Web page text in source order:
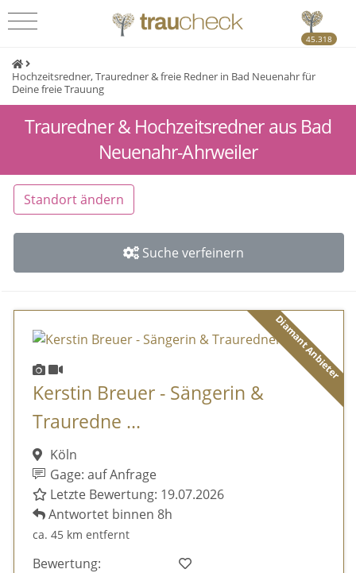
45.318
Hochzeitsredner, Trauredner & freie Redner in Bad Neuenahr für
Deine freie Trauung
Trauredner & Hochzeitsredner aus Bad
Neuenahr-Ahrweiler
Standort ändern
Suche verfeinern
Diamant Anbieter
Kerstin Breuer - Sängerin &
Trauredne ...
Köln
Gage: auf Anfrage
Letzte Bewertung: 19.07.2026
Antwortet binnen 8h
ca. 45 km entfernt
Bewertung: